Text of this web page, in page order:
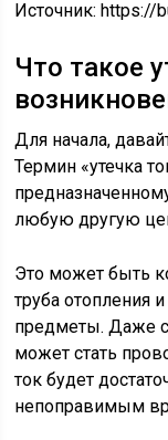
Источник:https://
Что такое
Для начала,
Термин «утечка
любую другую
Это может быть
труба отопления
предметы. Даже
может стать
ток будет
непоправимым